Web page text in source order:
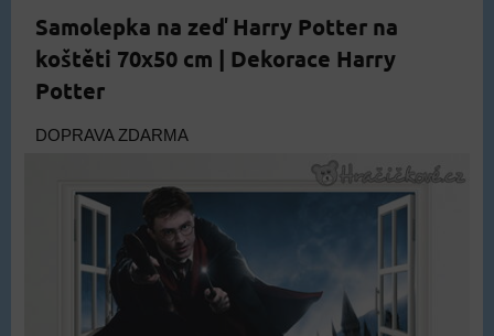
Samolepka na zeď Harry Potter na
koštěti 70x50 cm | Dekorace Harry
Potter
DOPRAVA ZDARMA